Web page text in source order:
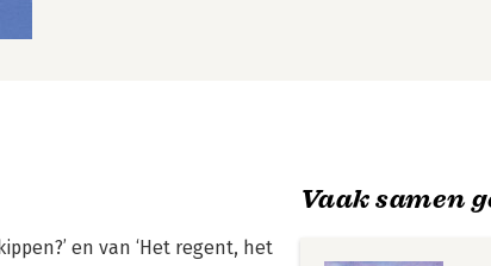
en van ‘Het regent, het
Vaak samen